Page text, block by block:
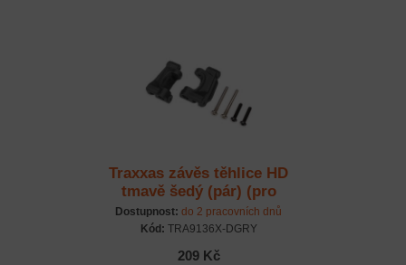
Traxxas závěs těhlice HD
tmavě šedý (pár) (pro
#9180, #9181)
Dostupnost: do 2 pracovních dnů
Kód: TRA9136X-DGRY
209 Kč